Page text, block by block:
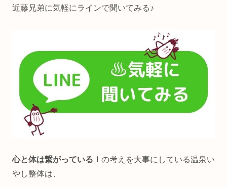
近藤兄弟に気軽にラインで聞いてみる♪
心と体は繋がっている！ の考えを大事にしている温泉い
やし整体は、